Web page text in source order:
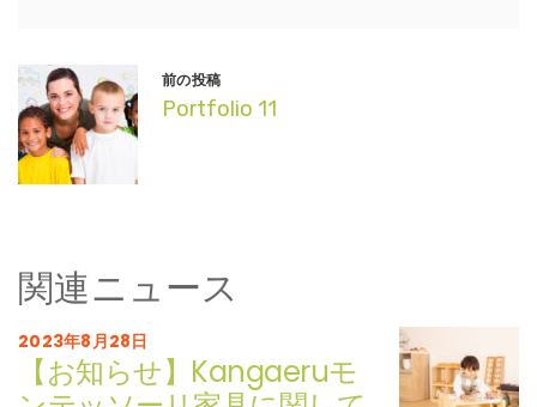
前の投稿
Portfolio 11
関連ニュース
2023年8月28日
【お知らせ】Kangaeruモ